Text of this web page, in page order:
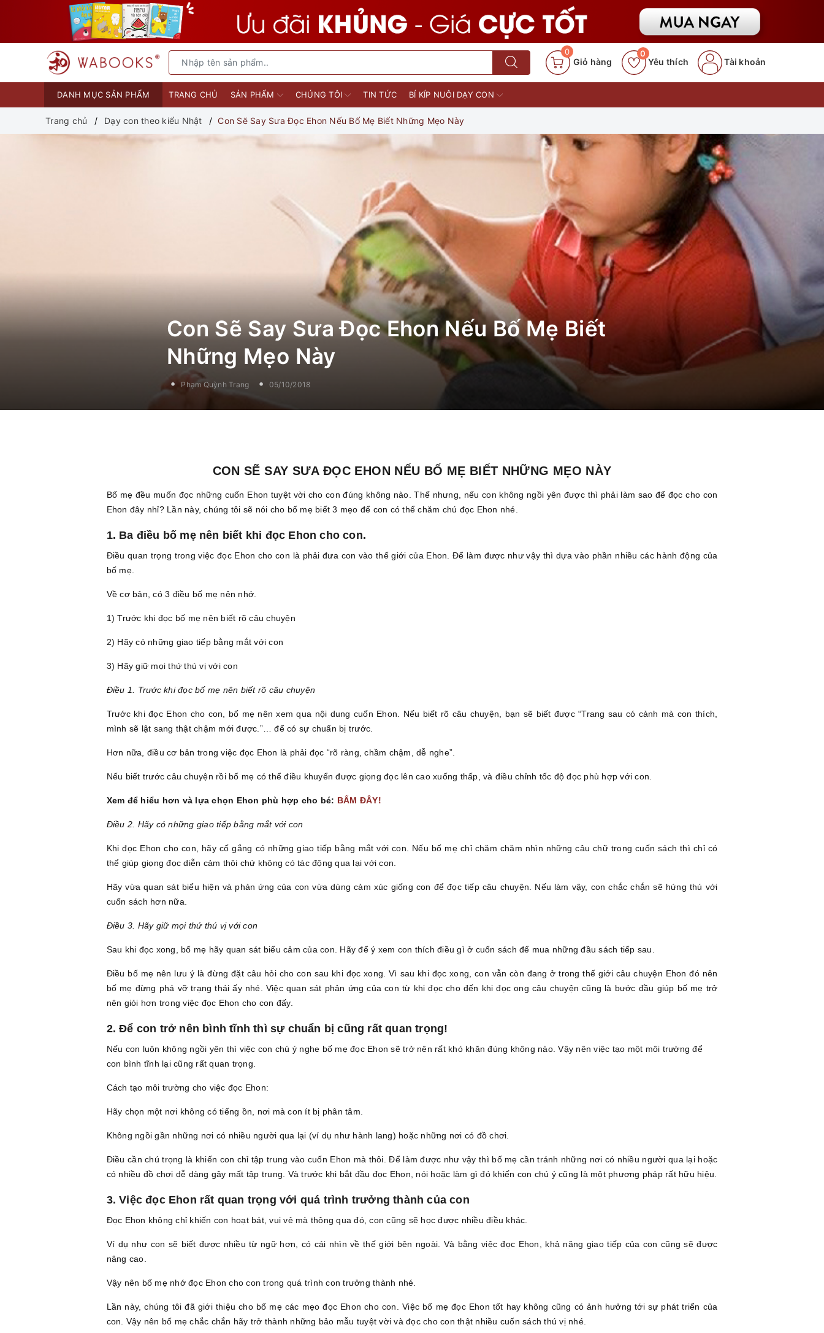
0
Giỏ hàng Yêu thích
0
Tài khoản
DANH MỤC SẢN PHẨM TRANG CHỦ SẢN PHẨM CHÚNG TÔI TIN TỨC BÍ KÍP NUÔI DẠY CON
Trang chủ Dạy con theo kiểu Nhật Con Sẽ Say Sưa Đọc Ehon Nếu Bố Mẹ Biết Những Mẹo Này
Con Sẽ Say Sưa Đọc Ehon Nếu Bố Mẹ Biết
Những Mẹo Này
Phạm Quỳnh Trang 05/10/2018
CON SẼ SAY SƯA ĐỌC EHON NẾU BỐ MẸ BIẾT NHỮNG MẸO NÀY
Bố mẹ đều muốn đọc những cuốn Ehon tuyệt vời cho con đúng không nào. Thế nhưng, nếu con không ngồi yên được thì phải làm sao để đọc cho con
Ehon đây nhỉ? Lần này, chúng tôi sẽ nói cho bố mẹ biết 3 mẹo để con có thể chăm chú đọc Ehon nhé.
1. Ba điều bố mẹ nên biết khi đọc Ehon cho con.
Điều quan trọng trong việc đọc Ehon cho con là phải đưa con vào thế giới của Ehon. Để làm được như vậy thì dựa vào phần nhiều các hành động của
bố mẹ.
Về cơ bản, có 3 điều bố mẹ nên nhớ.
1) Trước khi đọc bố mẹ nên biết rõ câu chuyện
2) Hãy có những giao tiếp bằng mắt với con
3) Hãy giữ mọi thứ thú vị với con
Điều 1. Trước khi đọc bố mẹ nên biết rõ câu chuyện
Trước khi đọc Ehon cho con, bố mẹ nên xem qua nội dung cuốn Ehon. Nếu biết rõ câu chuyện, bạn sẽ biết được “Trang sau có cảnh mà con thích,
mình sẽ lật sang thật chậm mới được.”… để có sự chuẩn bị trước.
Hơn nữa, điều cơ bản trong việc đọc Ehon là phải đọc “rõ ràng, chầm chậm, dễ nghe”.
Nếu biết trước câu chuyện rồi bố mẹ có thể điều khuyển được giọng đọc lên cao xuống thấp, và điều chỉnh tốc độ đọc phù hợp với con.
Xem để hiểu hơn và lựa chọn Ehon phù hợp cho bé: BẤM ĐÂY!
Điều 2. Hãy có những giao tiếp bằng mắt với con
Khi đọc Ehon cho con, hãy cố gắng có những giao tiếp bằng mắt với con. Nếu bố mẹ chỉ chăm chăm nhìn những câu chữ trong cuốn sách thì chỉ có
thể giúp giọng đọc diễn cảm thôi chứ không có tác động qua lại với con.
Hãy vừa quan sát biểu hiện và phản ứng của con vừa dùng cảm xúc giống con để đọc tiếp câu chuyện. Nếu làm vậy, con chắc chắn sẽ hứng thú với
cuốn sách hơn nữa.
Điều 3. Hãy giữ mọi thứ thú vị với con
Sau khi đọc xong, bố mẹ hãy quan sát biểu cảm của con. Hãy để ý xem con thích điều gì ở cuốn sách để mua những đầu sách tiếp sau.
Điều bố mẹ nên lưu ý là đừng đặt câu hỏi cho con sau khi đọc xong. Vì sau khi đọc xong, con vẫn còn đang ở trong thế giới câu chuyện Ehon đó nên
bố mẹ đừng phá vỡ trạng thái ấy nhé. Việc quan sát phản ứng của con từ khi đọc cho đến khi đọc ong câu chuyện cũng là bước đầu giúp bố mẹ trở
nên giỏi hơn trong việc đọc Ehon cho con đấy.
2. Để con trở nên bình tĩnh thì sự chuẩn bị cũng rất quan trọng!
Nếu con luôn không ngồi yên thì việc con chú ý nghe bố mẹ đọc Ehon sẽ trở nên rất khó khăn đúng không nào. Vậy nên việc tạo một môi trường để
con bình tĩnh lại cũng rất quan trọng.
Cách tạo môi trường cho việc đọc Ehon:
Hãy chọn một nơi không có tiếng ồn, nơi mà con ít bị phân tâm.
Không ngồi gần những nơi có nhiều người qua lại (ví dụ như hành lang) hoặc những nơi có đồ chơi.
Điều cần chú trọng là khiến con chỉ tập trung vào cuốn Ehon mà thôi. Để làm được như vậy thì bố mẹ cần tránh những nơi có nhiều người qua lại hoặc
có nhiều đồ chơi dễ dàng gây mất tập trung. Và trước khi bắt đầu đọc Ehon, nói hoặc làm gì đó khiến con chú ý cũng là một phương pháp rất hữu hiệu.
3. Việc đọc Ehon rất quan trọng với quá trình trưởng thành của con
Đọc Ehon không chỉ khiến con hoạt bát, vui vẻ mà thông qua đó, con cũng sẽ học được nhiều điều khác.
Ví dụ như con sẽ biết được nhiều từ ngữ hơn, có cái nhìn về thế giới bên ngoài. Và bằng việc đọc Ehon, khả năng giao tiếp của con cũng sẽ được
nâng cao.
Vậy nên bố mẹ nhớ đọc Ehon cho con trong quá trình con trưởng thành nhé.
Lần này, chúng tôi đã giới thiệu cho bố mẹ các mẹo đọc Ehon cho con. Việc bố mẹ đọc Ehon tốt hay không cũng có ảnh hưởng tới sự phát triển của
con. Vậy nên bố mẹ chắc chắn hãy trở thành những bảo mẫu tuyệt vời và đọc cho con thật nhiều cuốn sách thú vị nhé.